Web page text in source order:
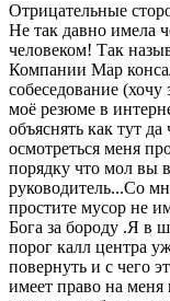
Отрицательные
Не так давно имела
человеком! Так
Компании Мар
собеседование
моё резюме в
объяснять как тут
осмотреться меня
порядку что мол вы
руководитель...Со
простите мусор не
Бога за бороду .Я в
порог калл центра
повернуть и с чего
имеет право на меня